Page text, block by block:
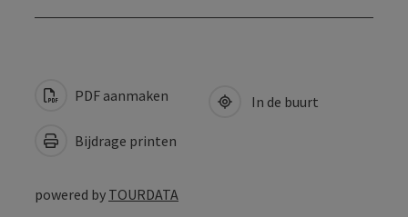
PDF aanmaken
Bijdrage printen
In de buurt
powered by TOURDATA